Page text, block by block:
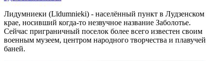
Лидумниеки (Līdumnieki) - населённый пункт в Лудзенском
крае, носивший когда-то незвучное название Заболотье.
Сейчас приграничный поселок более всего известен своим
военным музеем, центром народного творчества и плавучей
баней.